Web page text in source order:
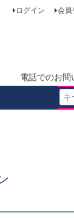
ログイン 会員
電話でのお問